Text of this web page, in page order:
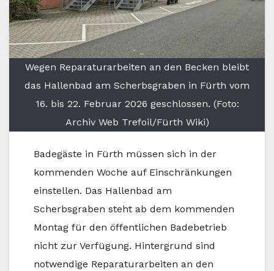
Wegen Reparaturarbeiten an den Becken bleibt
das Hallenbad am Scherbsgraben in Fürth vom
16. bis 22. Februar 2026 geschlossen. (Foto:
Archiv Web Trefoil/Fürth Wiki)
Badegäste in Fürth müssen sich in der
kommenden Woche auf Einschränkungen
einstellen. Das Hallenbad am
Scherbsgraben steht ab dem kommenden
Montag für den öffentlichen Badebetrieb
nicht zur Verfügung. Hintergrund sind
notwendige Reparaturarbeiten an den